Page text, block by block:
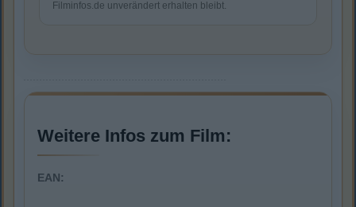
Filminfos.de unverändert erhalten bleibt.
Weitere Infos zum Film:
EAN: